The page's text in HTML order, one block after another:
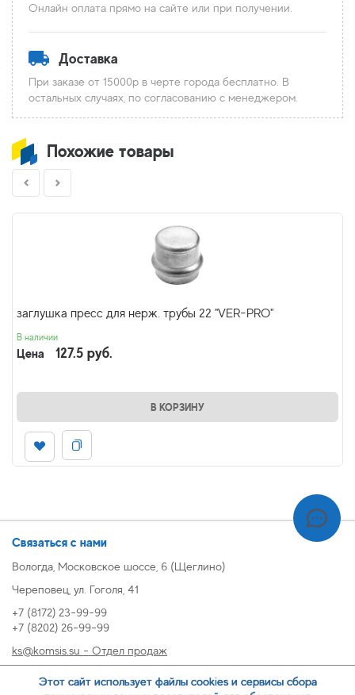
Онлайн оплата прямо на сайте или при получении.
Доставка
При заказе от 15000р в черте города бесплатно. В
остальных случаях, по согласованию с менеджером.
Похожие товары
заглушка пресс для нерж. трубы 22 "VER-PRO"
В наличии
Цена 127.5 руб.
В КОРЗИНУ
Связаться с нами
Вологда, Московское шоссе, 6 (Щеглино)
Череповец, ул. Гоголя, 41
+7 (8172) 23-99-99
+7 (8202) 26-99-99
ks@komsis.su - Отдел продаж
Этот сайт использует файлы cookies и сервисы сбора